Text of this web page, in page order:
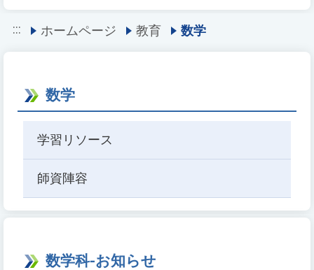
::: ホームページ 教育 数学
数学
学習リソース
師資陣容
数学科-お知らせ